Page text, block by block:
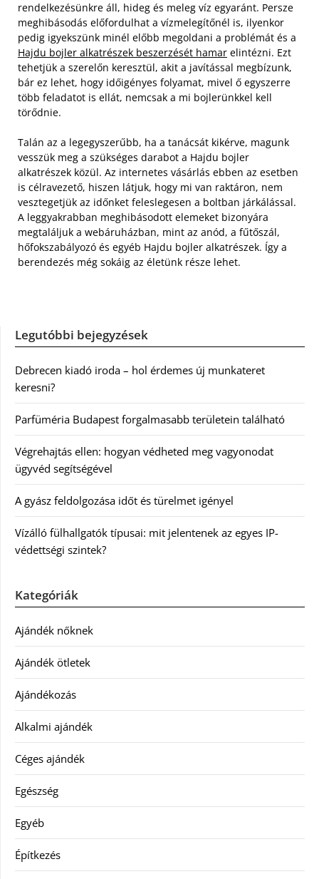
rendelkezésünkre áll, hideg és meleg víz egyaránt. Persze
meghibásodás előfordulhat a vízmelegítőnél is, ilyenkor
pedig igyekszünk minél előbb megoldani a problémát és a
Hajdu bojler alkatrészek beszerzését hamar elintézni. Ezt
tehetjük a szerelőn keresztül, akit a javítással megbízunk,
bár ez lehet, hogy időigényes folyamat, mivel ő egyszerre
több feladatot is ellát, nemcsak a mi bojlerünkkel kell
törődnie.
Talán az a legegyszerűbb, ha a tanácsát kikérve, magunk
vesszük meg a szükséges darabot a Hajdu bojler
alkatrészek közül. Az internetes vásárlás ebben az esetben
is célravezető, hiszen látjuk, hogy mi van raktáron, nem
vesztegetjük az időnket feleslegesen a boltban járkálással.
A leggyakrabban meghibásodott elemeket bizonyára
megtaláljuk a webáruházban, mint az anód, a fűtőszál,
hőfokszabályozó és egyéb Hajdu bojler alkatrészek. Így a
berendezés még sokáig az életünk része lehet.
Legutóbbi bejegyzések
Debrecen kiadó iroda – hol érdemes új munkateret
keresni?
Parfüméria Budapest forgalmasabb területein található
Végrehajtás ellen: hogyan védheted meg vagyonodat
ügyvéd segítségével
A gyász feldolgozása időt és türelmet igényel
Vízálló fülhallgatók típusai: mit jelentenek az egyes IP-
védettségi szintek?
Kategóriák
Ajándék nőknek
Ajándék ötletek
Ajándékozás
Alkalmi ajándék
Céges ajándék
Egészség
Egyéb
Építkezés